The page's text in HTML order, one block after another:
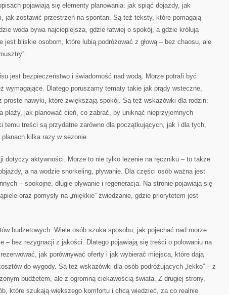
pojawiają się elementy planowania: jak spiąć dojazdy, jak
jak zostawić przestrzeń na spontan. Są też teksty, które pomagają
woda bywa najcieplejsza, gdzie łatwiej o spokój, a gdzie królują
jest bliskie osobom, które lubią podróżować z głową – bez chaosu, ale
jest bezpieczeństwo i świadomość nad wodą. Morze potrafi być
wymagające. Dlatego poruszamy tematy takie jak prądy wsteczne,
proste nawyki, które zwiększają spokój. Są też wskazówki dla rodzin:
plaży, jak planować cień, co zabrać, by uniknąć nieprzyjemnych
temu treści są przydatne zarówno dla początkujących, jak i dla tych,
kilka razy w sezonie.
dotyczy aktywności. Morze to nie tylko leżenie na ręczniku – to także
a na wodzie snorkeling, pływanie. Dla części osób ważna jest
– spokojne, długie pływanie i regeneracja. Na stronie pojawiają się
oraz pomysły na „miękkie” zwiedzanie, gdzie priorytetem jest
budżetowych. Wiele osób szuka sposobu, jak pojechać nad morze
– bez rezygnacji z jakości. Dlatego pojawiają się treści o polowaniu na
jak porównywać oferty i jak wybierać miejsca, które dają
do wygody. Są też wskazówki dla osób podróżujących „lekko” – z
budżetem, ale z ogromną ciekawością świata. Z drugiej strony,
które szukają większego komfortu i chcą wiedzieć, za co realnie